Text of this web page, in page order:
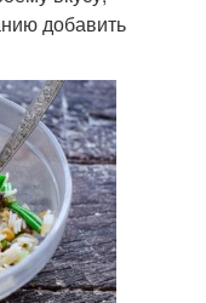
добавить